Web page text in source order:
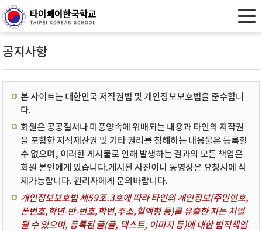
공지사항
본 사이트는 대한민국 저작권법 및 개인정보보호법을 준수합니
다.
회원은 공공질서나 미풍양속에 위배되는 내용과 타인의 저작권
을 포함한 지적재산권 및 기타 권리를 침해하는 내용물은 등록할
수 없으며, 이러한 게시물로 인해 발생하는 결과의 모든 책임은
회원 본인에게 있습니다.게시된 사진이나 동영상은 요청시에 삭
제가능합니다. 관리자에게 문의바랍니다.
개인정보보호법 제59조.3호에 따라 타인의 개인정보(주민번호,
폰번호,학년-반-번호,학번,주소,혈액형 등)를 유출한 자는 처벌
될 수 있으며, 등록된 글(글, 텍스트, 이미지 등)에 대한 법적책임